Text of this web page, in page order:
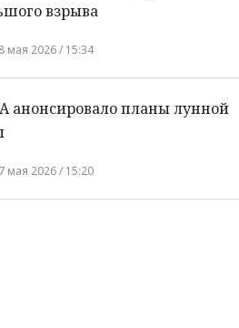
взрыва
мая 2026 / 15:34
анонсировало планы лунной
мая 2026 / 15:20